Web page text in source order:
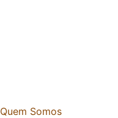
Quem Somos